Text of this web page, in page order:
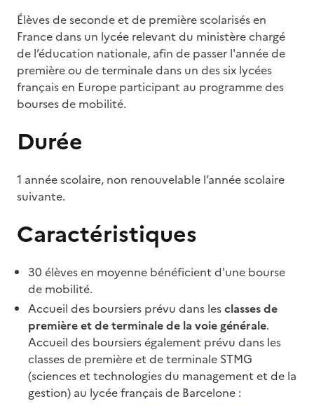
Élèves de seconde et de première scolarisés en
France dans un lycée relevant du ministère chargé
de l’éducation nationale, afin de passer l'année de
première ou de terminale dans un des six lycées
français en Europe participant au programme des
bourses de mobilité.
Durée
1 année scolaire, non renouvelable l’année scolaire
suivante.
Caractéristiques
30 élèves en moyenne bénéficient d'une bourse
de mobilité.
Accueil des boursiers prévu dans lesclasses de
première et de terminale de la voie générale.
Accueil des boursiers également prévu dans les
classes de première et de terminale STMG
(sciences et technologies du management et de la
gestion) au lycée français de Barcelone :